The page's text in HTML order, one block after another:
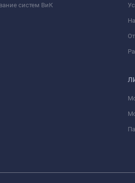
систем ВиК